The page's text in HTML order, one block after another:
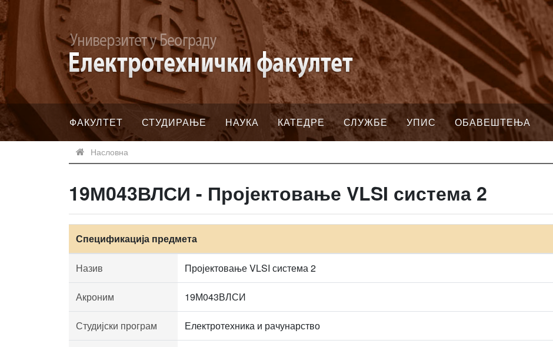
ФАКУЛТЕТ СТУДИРАЊЕ НАУКА КАТЕДРЕ СЛУЖБЕ УПИС ОБАВЕШТЕЊА
Насловна
19М043ВЛСИ - Пројектовање VLSI система 2
Спецификација предмета
Назив Пројектовање VLSI система 2
Акроним 19М043ВЛСИ
Студијски програм Електротехника и рачунарство